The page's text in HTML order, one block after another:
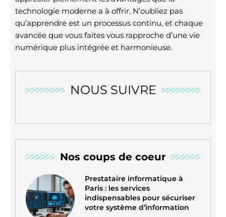
NOUS SUIVRE
Nos coups de coeur
Prestataire informatique à
Paris : les services
indispensables pour sécuriser
votre système d’information
technologie moderne a à offrir. N’oubliez pas
qu’apprendre est un processus continu, et chaque
avancée que vous faites vous rapproche d’une vie
numérique plus intégrée et harmonieuse.